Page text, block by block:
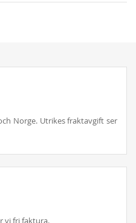
Norge. Utrikes fraktavgift ser
vi fri faktura.